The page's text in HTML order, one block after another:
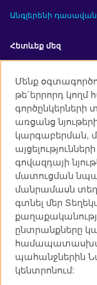
Անգլերենի
Հետևեք մեզ
YouTube
RSS
TikTok
Բրիտանական
Գաղտնիություն և
Տեղանիշեր
Կայքի քարտեզ
© 2026 British Council
Բրիտանական
կազմակերպությունն
Մենք
թե´երրորդ կողմ
գործընկերների
առցանց
կարգաբերման,
գովազդայի
մատուցման
մանրամասն
գտնել մեր
ընտրանքները
պահանջներին
կենտրոնում: